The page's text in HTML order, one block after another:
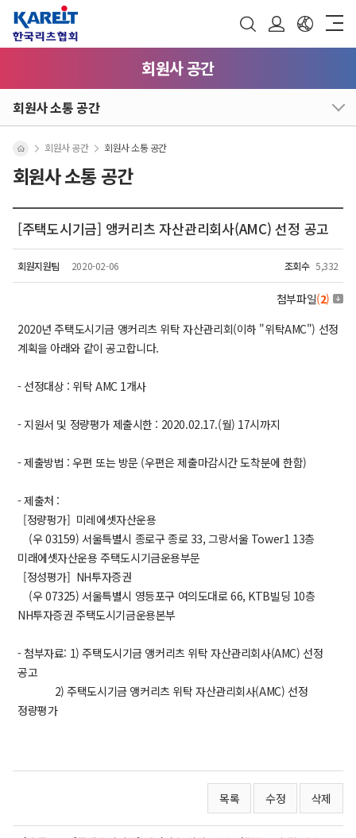
회원사 공간
회원사 소통 공간
회원사 소통 공간
회원사 공간 회원사 소통 공간
[주택도시기금] 앵커리츠 자산관리회사(AMC) 선정 공고
회원지원팀 2020-02-06 조회수 5,332
첨부파일(2)
2020년 주택도시기금 앵커리츠 위탁 자산관리회(이하 "위탁AMC") 선정
계획을 아래와 같이 공고합니다.
- 선정대상 : 위탁 AMC 1개사
- 지원서 및 정량평가 제출시한 : 2020.02.17.(월) 17시까지
- 제출방법 : 우편 또는 방문 (우편은 제출마감시간 도착분에 한함)
- 제출처 :
[정량펑가] 미레에셋자산운용
(우 03159) 서울특별시 종로구 종로 33, 그랑서울 Tower1 13층
미래에셋자산운용 주택도시기금운용부문
[정성평가] NH투자증권
(우 07325) 서울특별시 영등포구 여의도대로 66, KTB빌딩 10층
NH투자증권 주택도시기금운용본부
- 첨부자료: 1) 주택도시기금 앵커리츠 위탁 자산관리회사(AMC) 선정
공고
2) 주택도시기금 앵커리츠 위탁 자산관리회사(AMC) 선정
정량평가
목록 수정 삭제